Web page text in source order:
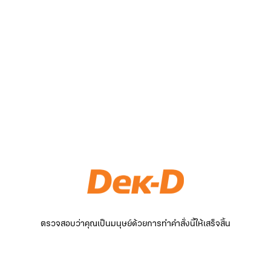
ตรวจสอบว่าคุณเป็นมนุษย์ด้วยการทำคำสั่งนี้ให้เสร็จสิ้น